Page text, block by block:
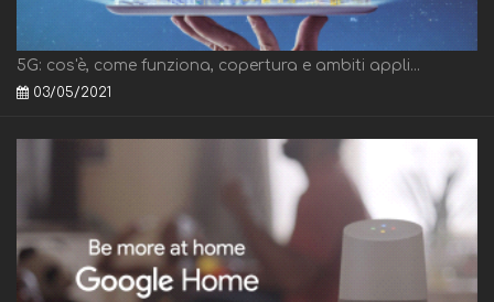
5G: cos'è, come funziona, copertura e ambiti appli...
03/05/2021